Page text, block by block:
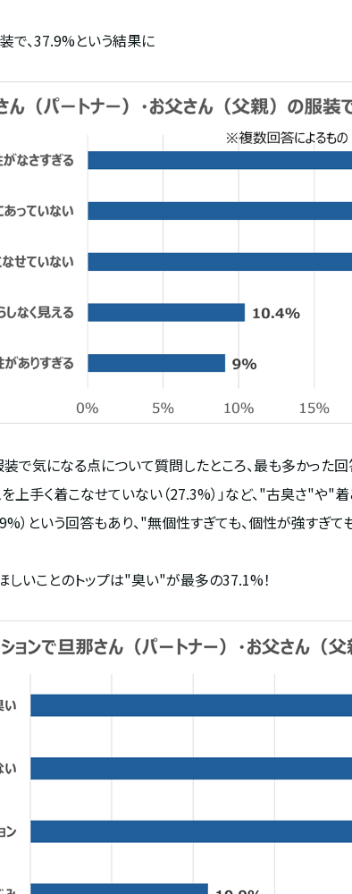
で、37.9%という結果に
装で気になる点について質問したところ、最も多かった回
を上手く着こなせていない（27.3%）」など、"古臭さ"や"
9%）という回答もあり、"無個性すぎても、個性が強すぎて
いことのトップは"臭い"が最多の37.1%！